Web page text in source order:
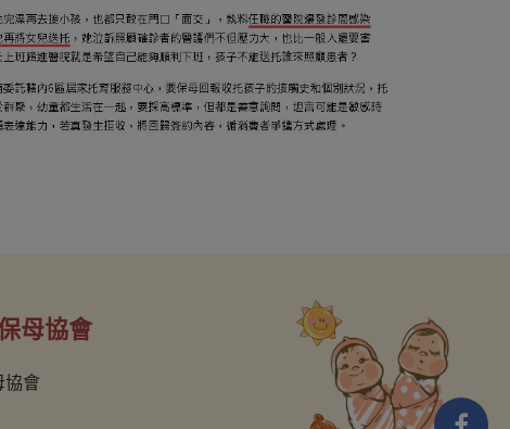
母協會
協會